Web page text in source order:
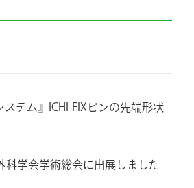
ステム』ICHI-FIXピンの先端形状
科学会学術総会に出展しました